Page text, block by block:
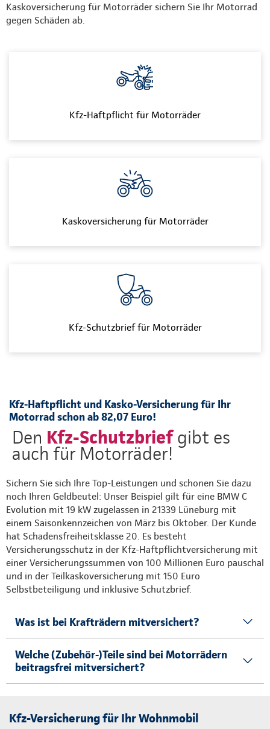
Kaskoversicherung für Motorräder sichern Sie Ihr Motorrad
gegen Schäden ab.
Kfz-Haftpflicht für Motorräder
Kaskoversicherung für Motorräder
Kfz-Schutzbrief für Motorräder
Kfz-Haftpflicht und Kasko-Versicherung für Ihr
Motorrad schon ab 82,07 Euro!
Den Kfz-Schutzbriefgibt es
auch für Motorräder!
Sichern Sie sich Ihre Top-Leistungen und schonen Sie dazu
noch Ihren Geldbeutel: Unser Beispiel gilt für eine BMW C
Evolution mit 19 kW zugelassen in 21339 Lüneburg mit
einem Saisonkennzeichen von März bis Oktober. Der Kunde
hat Schadensfreiheitsklasse 20. Es besteht
Versicherungsschutz in der Kfz-Haftpflichtversicherung mit
einer Versicherungssummen von 100 Millionen Euro pauschal
und in der Teilkaskoversicherung mit 150 Euro
Selbstbeteiligung und inklusive Schutzbrief.
Was ist bei Krafträdern mitversichert?
Welche (Zubehör-)Teile sind bei Motorrädern
beitragsfrei mitversichert?
Kfz-Versicherung für Ihr Wohnmobil